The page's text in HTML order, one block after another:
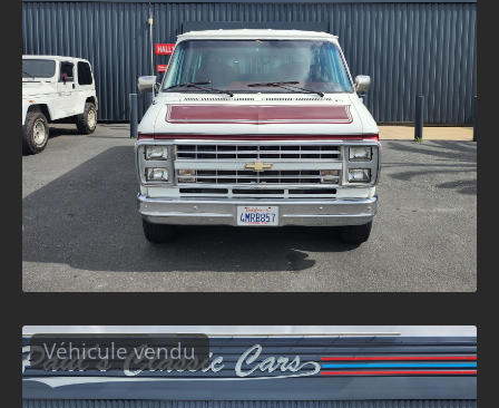
Véhicule vendu